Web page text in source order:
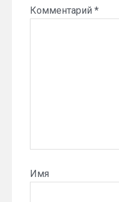
Комментарий *
Имя